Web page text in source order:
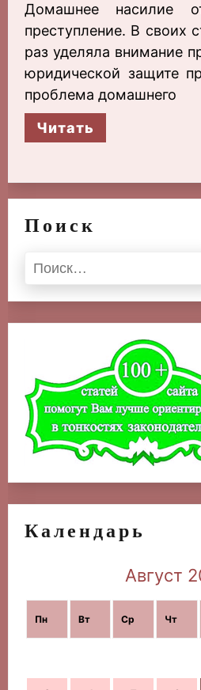
Домашнее насилие
преступление. В своих
раз уделяла внимание
юридической защите
проблема домашнего
Читать
Поиск
Найти:
Календарь
Август
Пн Вт Ср Чт